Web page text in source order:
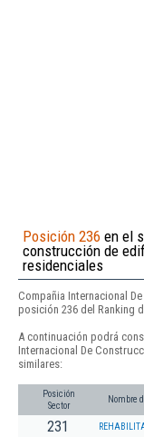
Posición 236 en el
construcción de
residenciales
Compañia Internacional
posición 236 del Ranking
A continuación podrá
Internacional De
similares:
Posición
Sector
Nombre
231